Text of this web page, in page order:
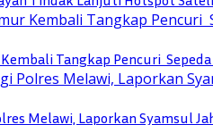
Tangkap Pencuri
Melawi, Laporkan Syamsul